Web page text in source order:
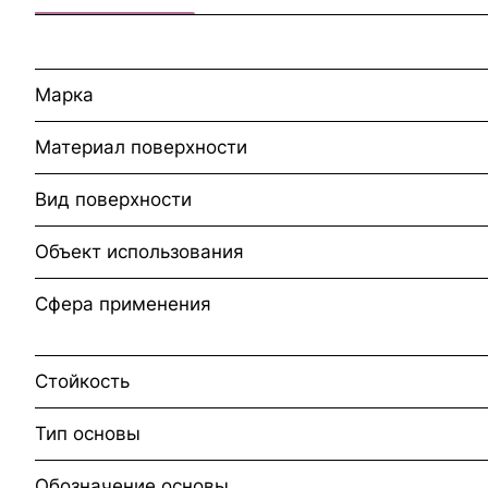
Марка
Материал поверхности
Вид поверхности
Объект использования
Сфера применения
Стойкость
Тип основы